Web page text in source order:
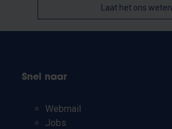
Laat het ons weten
Snel naar
Webmail
Jobs